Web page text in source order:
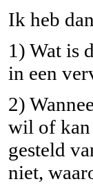
Ik heb
1) Wat is
in een
2)
wil of kan
gesteld
niet,